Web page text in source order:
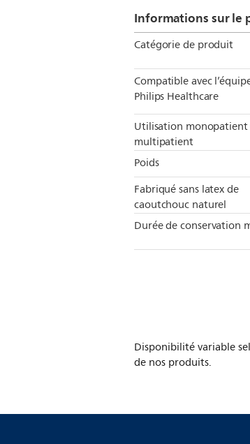
Informations sur le
Catégorie de produit
Compatible avec
Philips Healthcare
Utilisation monopatient
multipatient
Poids
Fabriqué sans latex de
caoutchouc naturel
Durée de conservation
Disponibilité variable
de nos produits.